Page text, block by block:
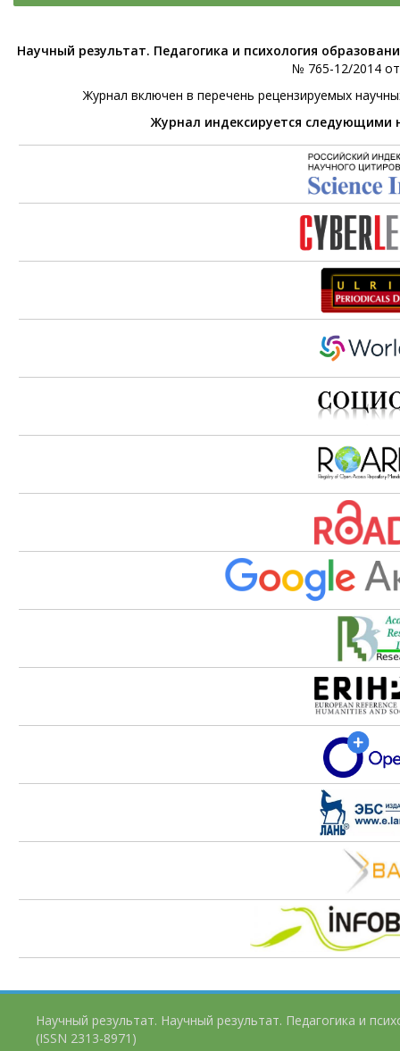
Научный результат. Педагогика и психология
№ 765-12/2014
Журнал включен в перечень рецензируемых
Журнал индексируется
Научный результат. Научный результат. Педагогика и
(ISSN 2313-8971)